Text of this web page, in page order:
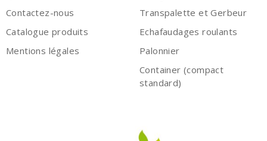
Contactez-nous
Catalogue produits
Mentions légales
Transpalette et Gerbeur
Echafaudages roulants
Palonnier
Container (compact
standard)